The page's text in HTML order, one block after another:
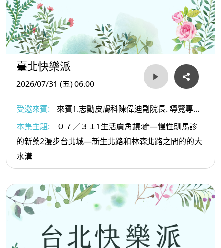
臺北快樂派
2026/07/31 (五) 06:00
受邀來賓:
來賓1.志勳皮膚科陳偉迪副院長. 導覽專家
葉倫會老師
本集主題:
０７／３１1生活廣角鏡:癬—慢性馴馬診
的新藥2漫步台北城—新生北路和林森北路之間的的大
水溝